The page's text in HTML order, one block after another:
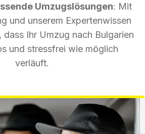
Umzugslösungen: Mit
und unserem Expertenwissen
dass Ihr Umzug nach Bulgarien
und stressfrei wie möglich
verläuft.